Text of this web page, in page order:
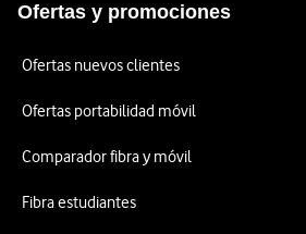
Ofertas y promociones
Ofertas nuevos clientes
Ofertas portabilidad móvil
Comparador fibra y móvil
Fibra estudiantes